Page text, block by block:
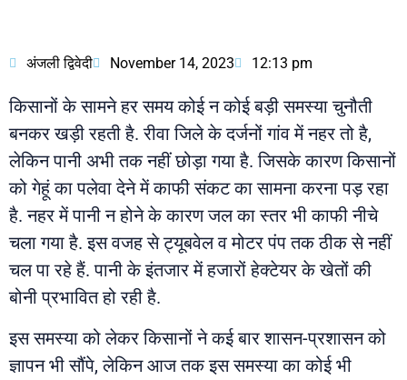
अंजली द्विवेदी November 14, 2023 12:13 pm
किसानों के सामने हर समय कोई न कोई बड़ी समस्या चुनौती
बनकर खड़ी रहती है. रीवा जिले के दर्जनों गांव में नहर तो है,
लेकिन पानी अभी तक नहीं छोड़ा गया है. जिसके कारण किसानों
को गेहूं का पलेवा देने में काफी संकट का सामना करना पड़ रहा
है. नहर में पानी न होने के कारण जल का स्तर भी काफी नीचे
चला गया है. इस वजह से ट्यूबवेल व मोटर पंप तक ठीक से नहीं
चल पा रहे हैं. पानी के इंतजार में हजारों हेक्टेयर के खेतों की
बोनी प्रभावित हो रही है.
इस समस्या को लेकर किसानों ने कई बार शासन-प्रशासन को
ज्ञापन भी सौंपे, लेकिन आज तक इस समस्या का कोई भी